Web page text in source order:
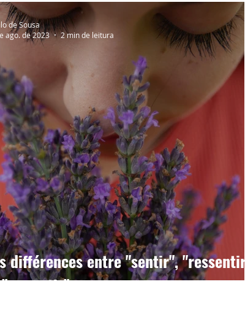
différences entre "sentir", "ressentir"
sentir"
de Sousa
ago. de 2023
2 min de leitura